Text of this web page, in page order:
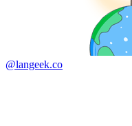
@langeek.co